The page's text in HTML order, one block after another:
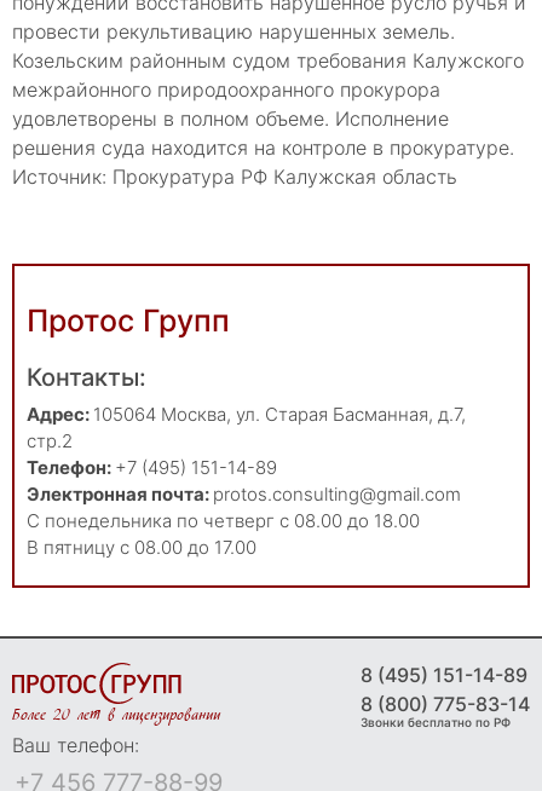
провести рекультивацию нарушенных земель.
Козельским районным судом требования Калужского
межрайонного природоохранного прокурора
удовлетворены в полном объеме. Исполнение
решения суда находится на контроле в прокуратуре.
Источник: Прокуратура РФ Калужская область
Протос Групп
Контакты:
Адрес: 105064 Москва, ул. Старая Басманная, д.7,
стр.2
Телефон: +7 (495) 151-14-89
Электронная почта: protos.consulting@gmail.com
С понедельника по четверг с 08.00 до 18.00
В пятницу с 08.00 до 17.00
Более 20 лет в лицензировании
8 (495) 151-14-89
8 (800) 775-83-14
Звонки бесплатно по РФ
Ваш телефон: